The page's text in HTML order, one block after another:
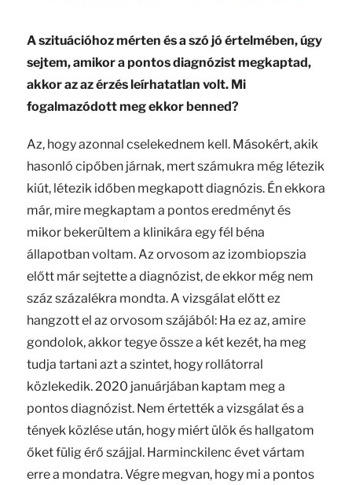
A szituációhoz mérten és a szó jó értelmében, úgy
sejtem, amikor a pontos diagnózist megkaptad,
akkor az az érzés leírhatatlan volt. Mi
fogalmazódott meg ekkor benned?
Az, hogy azonnal cselekednem kell. Másokért, akik
hasonló cipőben járnak, mert számukra még létezik
kiút, létezik időben megkapott diagnózis. Én ekkora
már, mire megkaptam a pontos eredményt és
mikor bekerültem a klinikára egy fél béna
állapotban voltam. Az orvosom az izombiopszia
előtt már sejtette a diagnózist, de ekkor még nem
száz százalékra mondta. A vizsgálat előtt ez
hangzott el az orvosom szájából: Ha ez az, amire
gondolok, akkor tegye össze a két kezét, ha meg
tudja tartani azt a szintet, hogy rollátorral
közlekedik. 2020 januárjában kaptam meg a
pontos diagnózist. Nem értették a vizsgálat és a
tények közlése után, hogy miért ülök és hallgatom
őket fülig érő szájjal. Harminckilenc évet vártam
erre a mondatra. Végre megvan, hogy mi a pontos